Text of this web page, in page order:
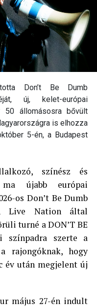
Don’t Be Dumb
új, kelet-európai
állomásosra bővült
is elhozza
5-én, a Budapest
színész és
újabb európai
os Don’t Be Dumb
Live Nation által
turné a DON’T BE
színpadra szerte a
rajongóknak, hogy
év után megjelent új
május 27-én indult